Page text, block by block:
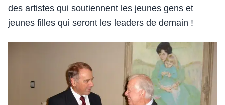
des artistes qui soutiennent les jeunes gens et
jeunes filles qui seront les leaders de demain !